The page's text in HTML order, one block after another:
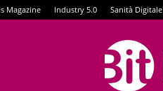
Magazine Industry 5.0 Sanità Digitale